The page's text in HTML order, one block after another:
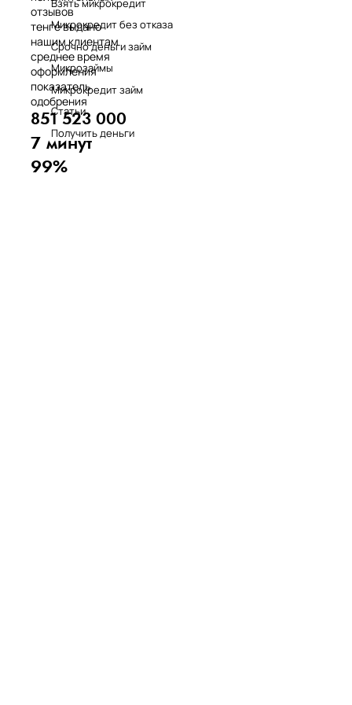
Взять микрокредит
Микрокредит без отказа
Срочно деньги займ
Микрозаймы
Микрокредит займ
Статьи
Получить деньги
отзывов
тенге выдано
нашим клиентам
среднее время
оформления
показатель
одобрения
851 523 000
7 минут
99%